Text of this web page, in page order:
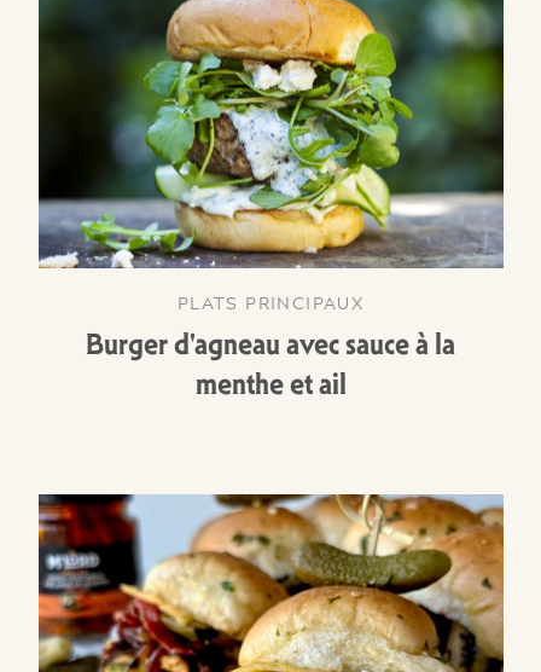
PLATS PRINCIPAUX
Burger d'agneau avec sauce à la
menthe et ail